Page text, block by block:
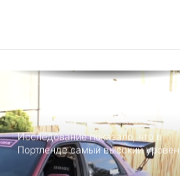
Исследование показало, что в
Портленде самый высокий уровень
населения в США
Америка имеет огромный избыток
сыра